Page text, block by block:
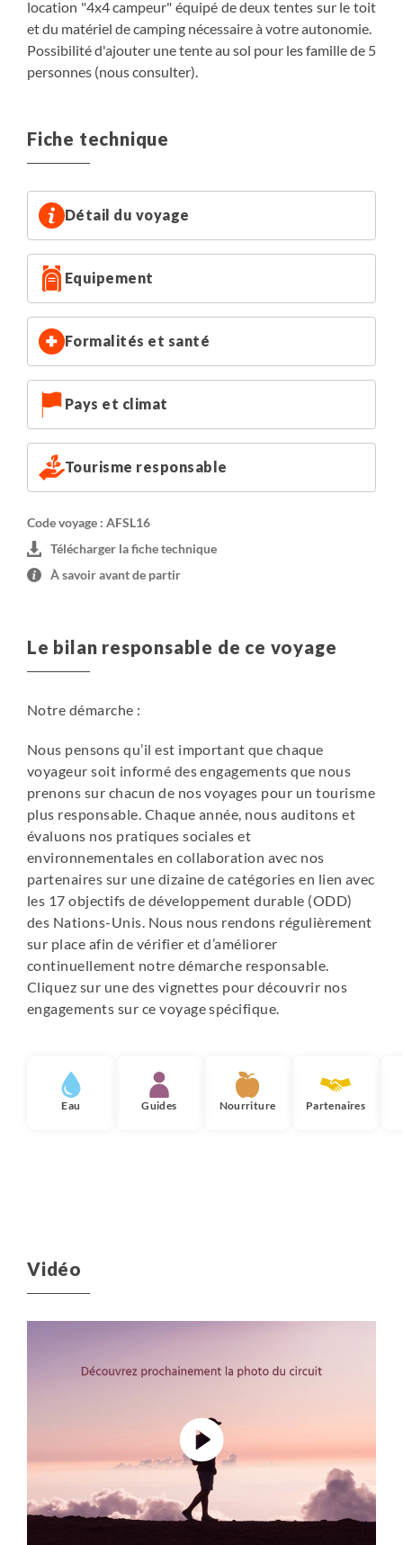
location "4x4 campeur" équipé de deux tentes sur le toit
et du matériel de camping nécessaire à votre autonomie.
Possibilité d'ajouter une tente au sol pour les famille de 5
personnes (nous consulter).
Fiche technique
Détail du voyage
Equipement
Formalités et santé
Pays et climat
Tourisme responsable
Code voyage : AFSL16
Télécharger la fiche technique
À savoir avant de partir
Le bilan responsable de ce voyage
Notre démarche :
Nous pensons qu’il est important que chaque
voyageur soit informé des engagements que nous
prenons sur chacun de nos voyages pour un tourisme
plus responsable. Chaque année, nous auditons et
évaluons nos pratiques sociales et
environnementales en collaboration avec nos
partenaires sur une dizaine de catégories en lien avec
les 17 objectifs de développement durable (ODD)
des Nations-Unis. Nous nous rendons régulièrement
sur place afin de vérifier et d’améliorer
continuellement notre démarche responsable.
Cliquez sur une des vignettes pour découvrir nos
engagements sur ce voyage spécifique.
Eau Guides Nourriture Partenaires
Vidéo